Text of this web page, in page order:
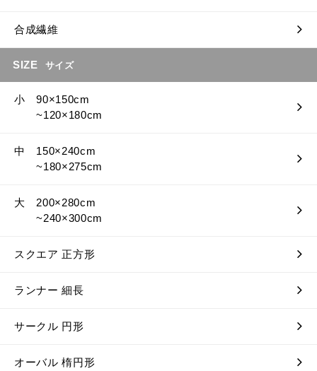
合成繊維
SIZE サイズ
小 90×150cm
~120×180cm
中 150×240cm
~180×275cm
大 200×280cm
~240×300cm
スクエア 正方形
ランナー 細長
サークル 円形
オーバル 楕円形